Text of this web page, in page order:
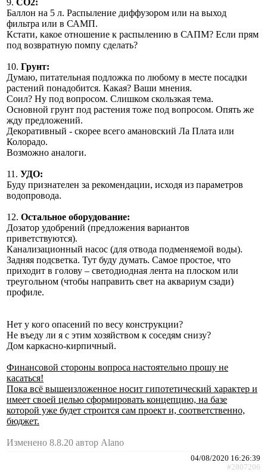
Баллон на 5 л. Распыление диффузором или на выход
фильтра или в САМП.
Кстати, какое отношение к распылению в САПМ? Если прям
под возвратную помпу сделать?
10. Грунт:
Думаю, питательная подложка по любому в месте посадки
растений понадобится. Какая? Ваши мнения.
Соил? Ну под вопросом. Слишком скользкая тема.
Основной грунт под растения тоже под вопросом. Опять же
жду предложений.
Декоративный - скорее всего амановский Ла Плата или
Колорадо.
Возможно аналоги.
11. УДО:
Буду признателен за рекомендации, исходя из параметров
водопровода.
12. Остальное оборудование:
Дозатор удобрений (предложения вариантов
приветствуются).
Канализационный насос (для отвода подменяемой воды).
Задняя подсветка. Тут буду думать. Самое простое, что
приходит в голову – светодиодная лента на плоском или
треугольном (чтобы направить свет на аквариум сзади)
профиле.
Нет у кого опасений по весу конструкции?
Не въеду ли я с этим хозяйством к соседям снизу?
Дом каркасно-кирпичный.
Финансовой стороны вопроса настоятельно прошу не
касаться!
Пока всё вышеизложенное носит гипотетический характер и
имеет своей целью сформировать концепцию, на базе
которой уже будет строится сам проект и, соответственно,
бюджет.
Изменено 8.8.20 автор Alano
04/08/2020 16:26:39
#2807206